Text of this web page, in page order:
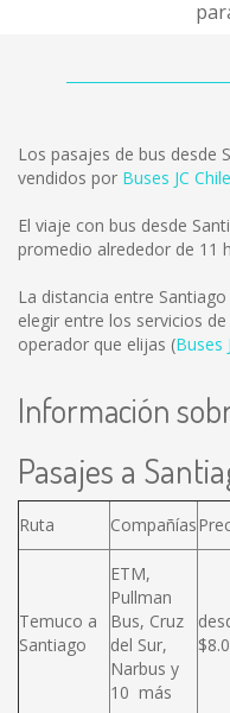
Los pasajes de bus desde
vendidos por Buses JC Chile
El viaje con bus desde
promedio alrededor de 11
La distancia entre
elegir entre los servicios
operador que elijas (Buses
Información
Pasajes a
Ruta Compañías
Temuco a
Santiago
ETM,
Pullman
Bus, Cruz
del Sur,
Narbus y
10 más